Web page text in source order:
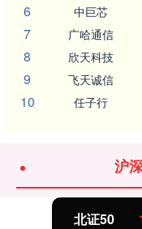
6 中巨芯
7 广哈通信
8 欣天科技
9 飞天诚信
10 任子行
沪
北证50